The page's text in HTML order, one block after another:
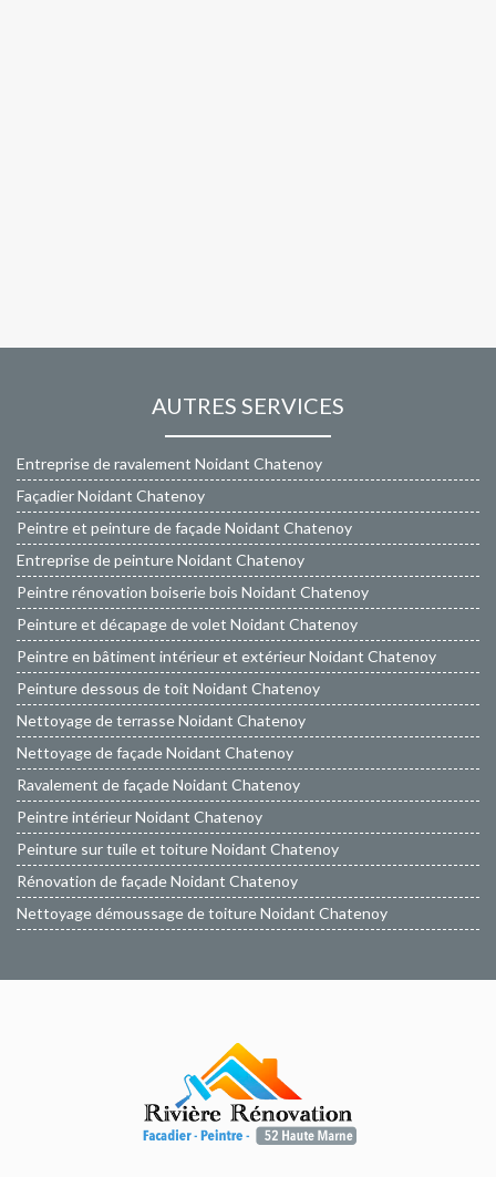
AUTRES SERVICES
Entreprise de ravalement Noidant Chatenoy
Façadier Noidant Chatenoy
Peintre et peinture de façade Noidant Chatenoy
Entreprise de peinture Noidant Chatenoy
Peintre rénovation boiserie bois Noidant Chatenoy
Peinture et décapage de volet Noidant Chatenoy
Peintre en bâtiment intérieur et extérieur Noidant Chatenoy
Peinture dessous de toit Noidant Chatenoy
Nettoyage de terrasse Noidant Chatenoy
Nettoyage de façade Noidant Chatenoy
Ravalement de façade Noidant Chatenoy
Peintre intérieur Noidant Chatenoy
Peinture sur tuile et toiture Noidant Chatenoy
Rénovation de façade Noidant Chatenoy
Nettoyage démoussage de toiture Noidant Chatenoy